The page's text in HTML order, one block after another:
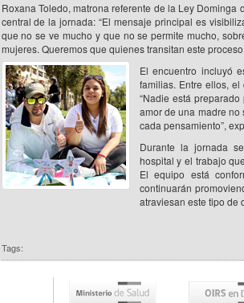
Roxana Toledo, matrona referente de la Ley Dominga
central de la jornada: “El mensaje principal es
que no se ve mucho y que no se permite mucho,
mujeres. Queremos que quienes transitan este
El encuentro incluyó
familias. Entre ellos,
“Nadie está
amor de una madre no
cada pensamiento”,
Durante la jornada
hospital y el trabajo
El equipo está
continuarán
atraviesan este tipo de
Tags: